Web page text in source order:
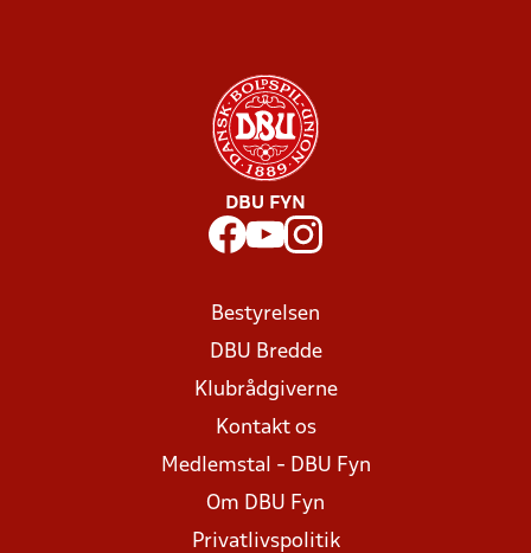
DBU FYN
Bestyrelsen
DBU Bredde
Klubrådgiverne
Kontakt os
Medlemstal - DBU Fyn
Om DBU Fyn
Privatlivspolitik